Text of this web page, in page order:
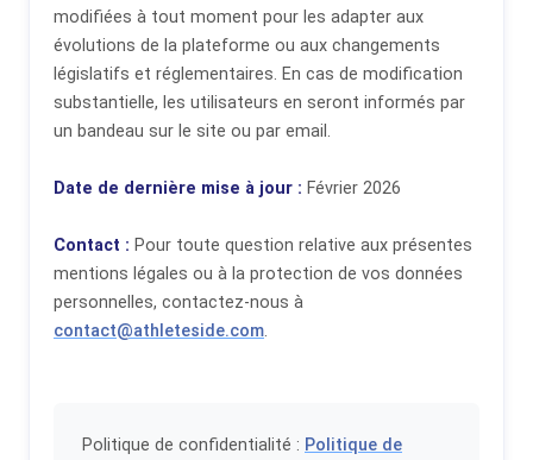
modifiées à tout moment pour les adapter aux
évolutions de la plateforme ou aux changements
législatifs et réglementaires. En cas de modification
substantielle, les utilisateurs en seront informés par
un bandeau sur le site ou par email.
Date de dernière mise à jour : Février 2026
Contact : Pour toute question relative aux présentes
mentions légales ou à la protection de vos données
personnelles, contactez-nous à
contact@athleteside.com.
Politique de confidentialité : Politique de